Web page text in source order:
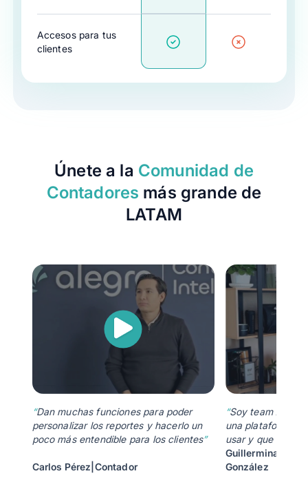
Accesos para tus
clientes
Únete a la Comunidad de
Contadores más grande de
LATAM
“Dan muchas funciones para poder
personalizar los reportes y hacerlo un
poco más entendible para los clientes”
Carlos Pérez Contador
“Soy team
una plataforma
usar y que nos
Guillermina
González